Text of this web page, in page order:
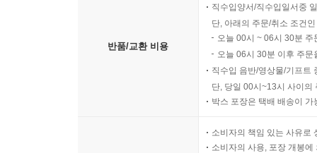
반품/교환 비용
직수입양서/직수입일서중
단, 아래의 주문/취소 조건
오늘 00시 ~ 06시 30분
오늘 06시 30분 이후 주
직수입 음반/영상물/기프트
단, 당일 00시~13시 사이의
박스 포장은 택배 배송이
소비자의 책임 있는 사유로
소비자의 사용, 포장 개봉